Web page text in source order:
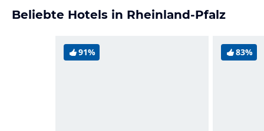
Beliebte Hotels in Rheinland-Pfalz
91% 83%